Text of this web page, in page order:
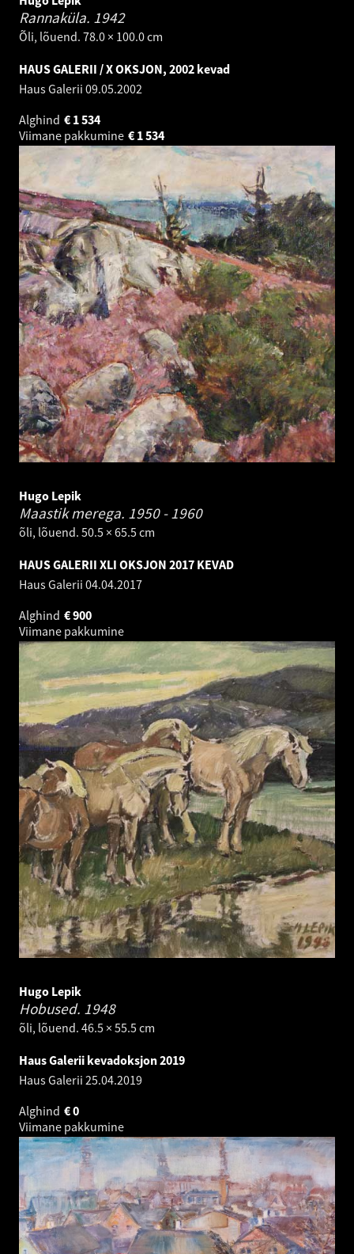
Rannaküla. 1942
Õli, lõuend. 78.0 × 100.0 cm
HAUS GALERII / X OKSJON, 2002 kevad
Haus Galerii 09.05.2002
Alghind
1 534
€
Viimane pakkumine
1 534
€
Hugo Lepik
Maastik merega. 1950 - 1960
õli, lõuend. 50.5 × 65.5 cm
HAUS GALERII XLI OKSJON 2017 KEVAD
Haus Galerii 04.04.2017
Alghind
900
€
Viimane pakkumine
Hugo Lepik
Hobused. 1948
õli, lõuend. 46.5 × 55.5 cm
Haus Galerii kevadoksjon 2019
Haus Galerii 25.04.2019
Alghind
0
€
Viimane pakkumine